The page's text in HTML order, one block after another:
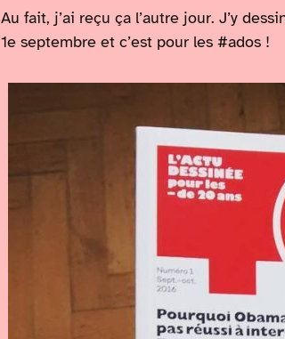
Au fait, j’ai reçu ça l’autre jour. J’y
1e septembre et c’est pour les #ados !